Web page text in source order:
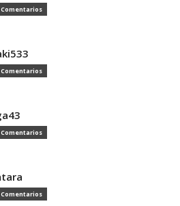
Comentarios
Comentarios
Comentarios
Comentarios